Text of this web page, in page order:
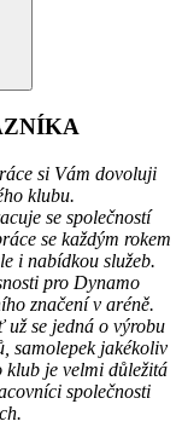
si Vám dovoluji
klubu.
se společností
se každým rokem
i nabídkou služeb.
pro Dynamo
značení v aréně.
už se jedná o výrobu
samolepek jakékoliv
klub je velmi důležitá
společnosti